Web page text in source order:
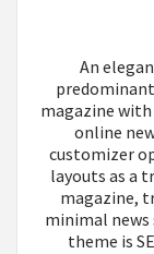
An
magazine
online
customizer
layouts as a
magazine,
minimal news
theme is